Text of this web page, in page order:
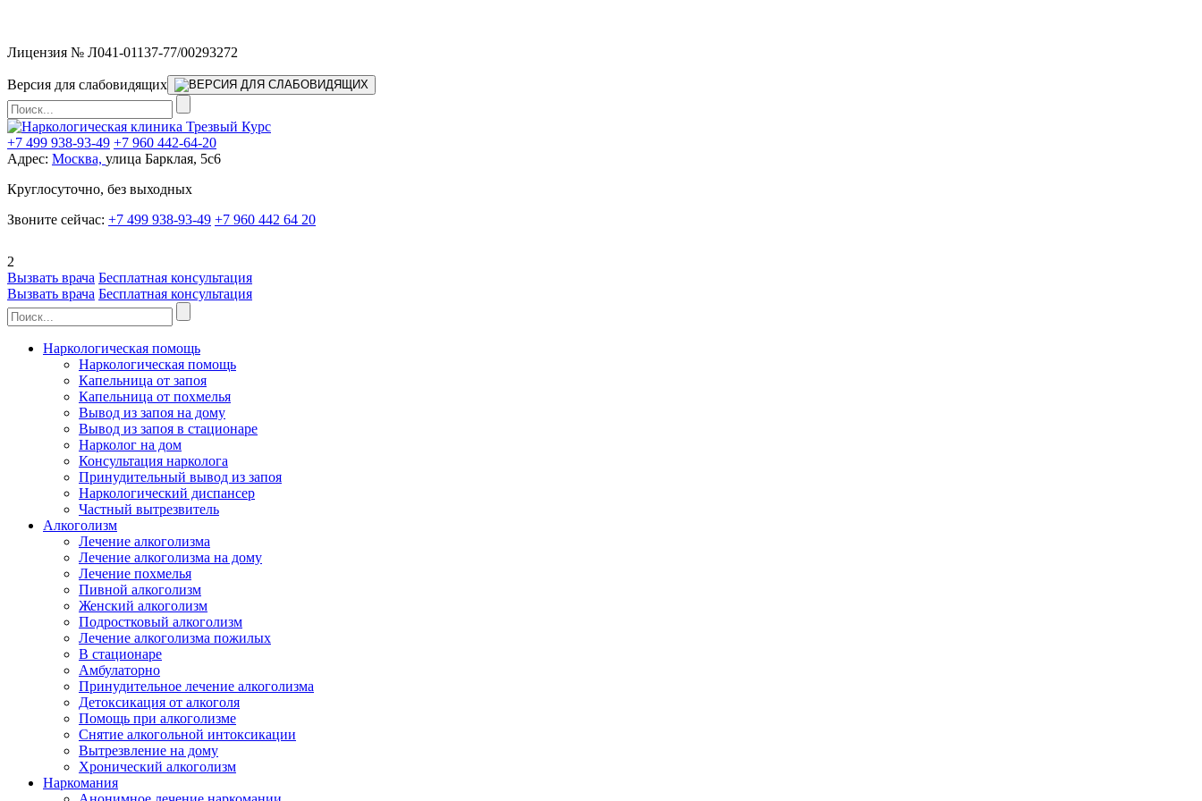
Лицензия № Л041-01137-77/00293272
Версия для слабовидящих
+7 499 938-93-49 +7 960 442-64-20
Адрес: Москва, улица Барклая, 5с6
Круглосуточно, без выходных
Звоните сейчас: +7 499 938-93-49 +7 960 442 64 20
2
Вызвать врача Бесплатная консультация
Вызвать врача Бесплатная консультация
Наркологическая помощь
Наркологическая помощь
Капельница от запоя
Капельница от похмелья
Вывод из запоя на дому
Вывод из запоя в стационаре
Нарколог на дом
Консультация нарколога
Принудительный вывод из запоя
Наркологический диспансер
Частный вытрезвитель
Алкоголизм
Лечение алкоголизма
Лечение алкоголизма на дому
Лечение похмелья
Пивной алкоголизм
Женский алкоголизм
Подростковый алкоголизм
Лечение алкоголизма пожилых
В стационаре
Амбулаторно
Принудительное лечение алкоголизма
Детоксикация от алкоголя
Помощь при алкоголизме
Снятие алкогольной интоксикации
Вытрезвление на дому
Хронический алкоголизм
Наркомания